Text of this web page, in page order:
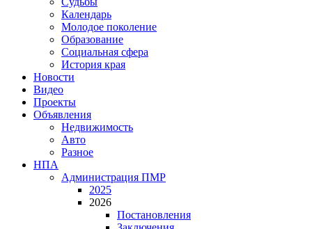
Календарь
Молодое поколение
Образование
Социальная сфера
История края
Новости
Видео
Проекты
Объявления
Недвижимость
Авто
Разное
НПА
Администрация ПМР
2025
2026
Постановления